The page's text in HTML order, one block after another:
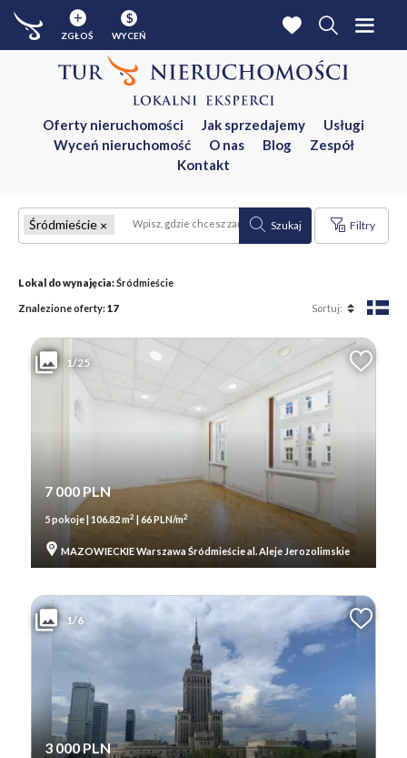
ZGŁOŚ
$
WYCEŃ
Oferty nieruchomości Jak sprzedajemy
Usługi
Wyceń nieruchomość
O nas Blog
Zespół
Kontakt
Śródmieście Szukaj Filtry
Lokal do wynajęcia:Śródmieście
Znalezione oferty:17
1/25
7 000 PLN
5 pokoje | 106.82 m2 | 66 PLN/m2
MAZOWIECKIE Warszawa Śródmieście al. Aleje Jerozolimskie
1/6
3 000 PLN